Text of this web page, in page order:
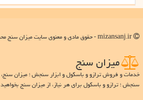
میزان سنج
خدمات و فروش ترازو و باسکول و ابزار سنجش ؛ میزان
سنجش ؛ ترازو و باسکول برای هر نیاز، از میزان سنج بخواهید